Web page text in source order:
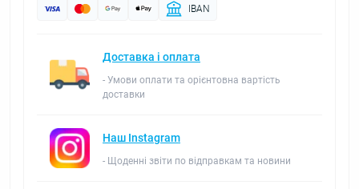
IBAN
Доставка і оплата
- Умови оплати та орієнтовна вартість
доставки
Наш Instagram
- Щоденні звіти по відправкам та новини